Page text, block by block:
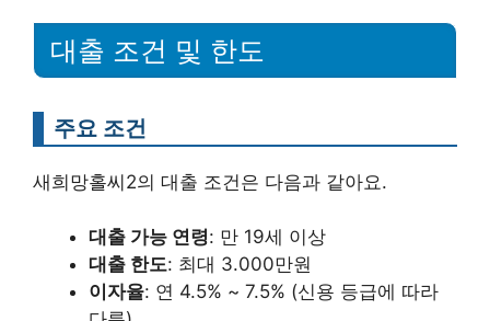
대출 조건 및 한도
주요 조건
새희망홀씨2의 대출 조건은 다음과 같아요.
대출 가능 연령: 만 19세 이상
대출 한도: 최대 3.000만원
이자율: 연 4.5% ~ 7.5% (신용 등급에 따라